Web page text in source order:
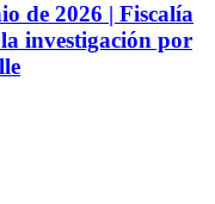
de 2026 | Fiscalía
investigación por